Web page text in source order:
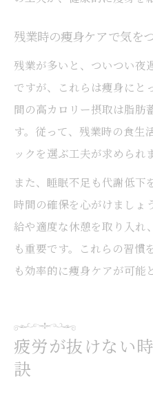
残業時の痩身ケアで気を
残業が多いと、ついつい夜
ですが、これらは痩身にと
間の高カロリー摂取は脂肪
す。従って、残業時の食生
ックを選ぶ工夫が求められ
また、睡眠不足も代謝低下
時間の確保を心がけましょ
給や適度な休憩を取り入れ
も重要です。これらの習慣
も効率的に痩身ケアが可能
疲労が抜けない
訣